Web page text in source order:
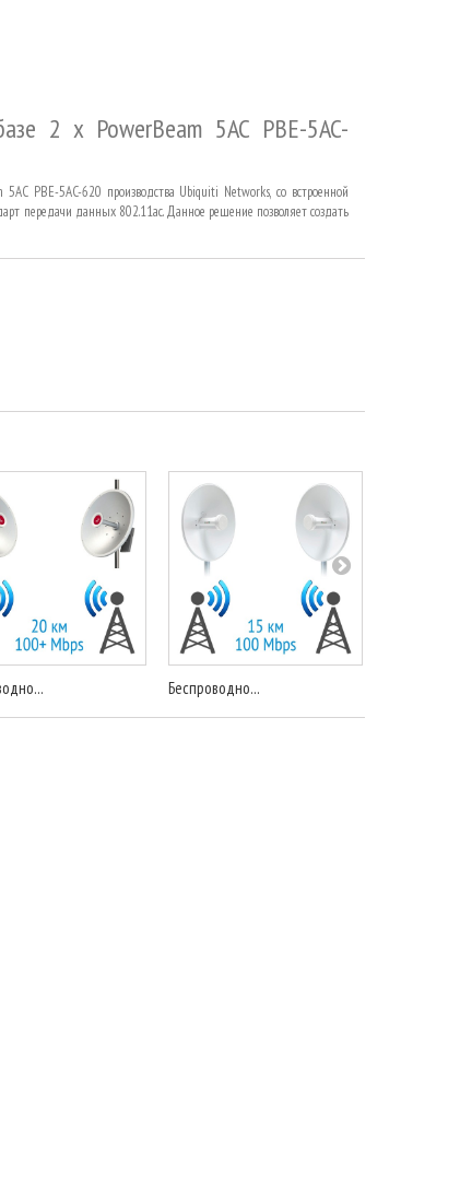
2 x PowerBeam 5AC PBE-5AC-
PBE-5AC-620 производства Ubiquiti Networks, со встроенной
передачи данных 802.11ac. Данное решение позволяет создать
Беспроводно...